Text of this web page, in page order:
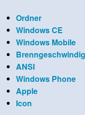
Ordner
Windows CE
Windows Mobile
ANSI
Windows Phone
Apple
Icon